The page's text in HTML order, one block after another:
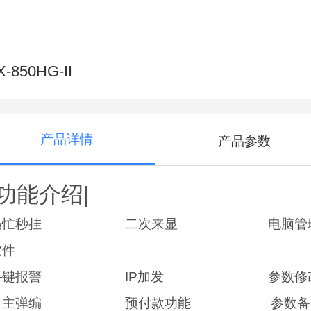
850HG-II
产品详情 产品参数
能介绍|
忙秒挂 二次来显 电脑管
键报警 IP加发 参数修
主弹编 预付款功能 参数备